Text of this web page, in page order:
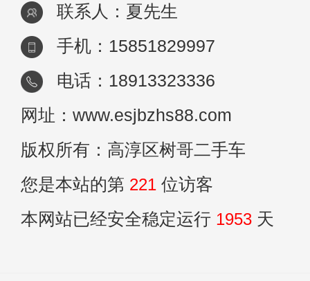
联系人：夏先生
手机：15851829997
电话：18913323336
网址：www.esjbzhs88.com
版权所有：高淳区树哥二手车
您是本站的第 221 位访客
本网站已经安全稳定运行 1953 天